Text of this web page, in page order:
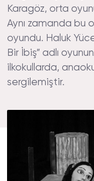
Karagöz, orta
Aynı zamanda bu
oyundu. Haluk
Bir İbiş” adlı
ilkokullarda,
sergilemiştir.